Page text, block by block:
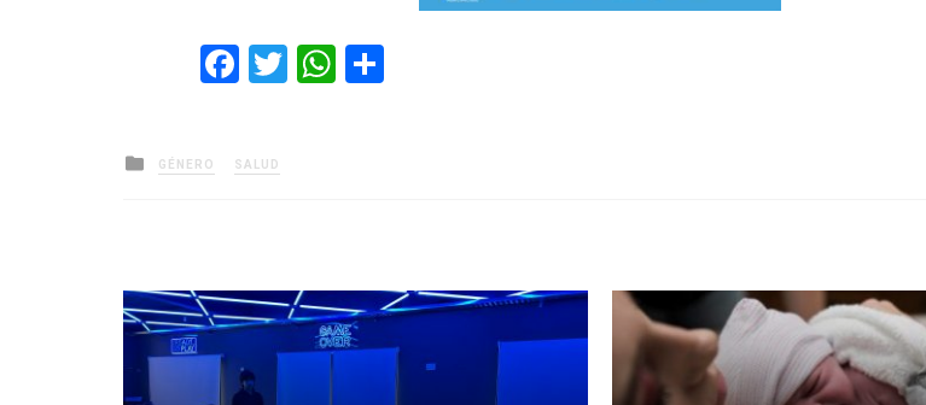
Facebook
TwitterWhatsApp
Posted
in
GÉNERO SALUD